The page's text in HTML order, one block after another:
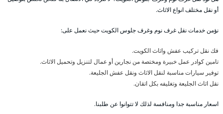
أو نقل مختلف انواع الاثاث.
نؤمن خدمات نقل غرف نوم وغرف جلوس الكويت حيث نعمل على:
فك نقل تركيب عفش واثاث الكويت.
تامين كوادر عمل خبيرة ومختصة من نجارين أو عمال لتنزيل وتحميل الاثاث.
توفير سيارات مناسبة لنقل الاثاث ونقل عفش الجليعة.
نقل اثاث الجليعة وتغليفه بكل اتقان.
اسعار مناسبة جدا ومنافسة لذلك لا تتوانوا عن طلبنا.